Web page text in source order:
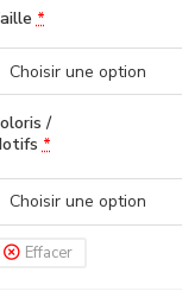
*
/
*
Effacer